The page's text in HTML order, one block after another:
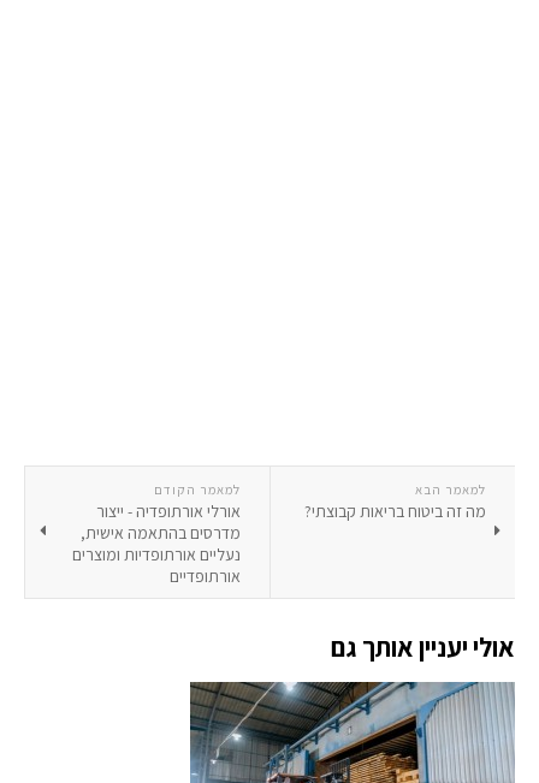
למאמר הקודם
אורלי אורתופדיה - ייצור
מדרסים בהתאמה אישית,
נעליים אורתופדיות ומוצרים
אורתופדיים
למאמר הבא
מה זה ביטוח בריאות קבוצתי?
אולי יעניין אותך גם